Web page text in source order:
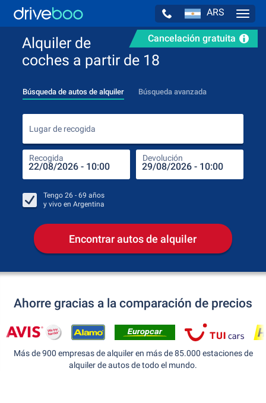
ARS
Cancelación gratuita
Alquiler de
coches a partir de 18
Búsqueda de autos de alquiler Búsqueda avanzada
Lugar de recogida
Recogida Devolución
Tengo 26 - 69 años
y vivo en Argentina
Encontrar autos de alquiler
Ahorre gracias a la comparación de precios
Más de 900 empresas de alquiler en más de 85.000 estaciones de
alquiler de autos de todo el mundo.